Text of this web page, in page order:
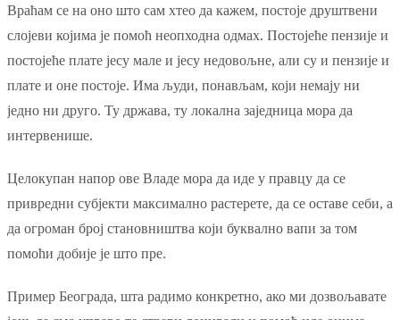
Враћам се на оно што сам хтео да кажем, постоје друштвени
слојеви којима је помоћ неопходна одмах. Постојеће пензије и
постојеће плате јесу мале и јесу недовољне, али су и пензије и
плате и оне постоје. Има људи, понављам, који немају ни
једно ни друго. Ту држава, ту локална заједница мора да
интервенише.
Целокупан напор ове Владе мора да иде у правцу да се
привредни субјекти максимално растерете, да се оставе себи, а
да огроман број становништва који буквално вапи за том
помоћи добије је што пре.
Пример Београда, шта радимо конкретно, ако ми дозвољавате